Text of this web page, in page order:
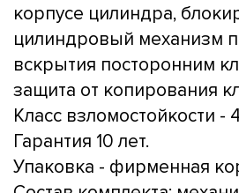
корпусе цилиндра,
цилиндровый механизм
вскрытия посторонним
защита от копирования
Класс взломостойкости -
Гарантия 10 лет.
Упаковка - фирменная